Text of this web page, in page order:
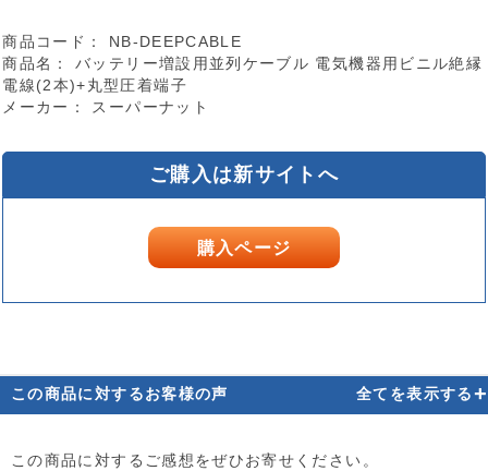
商品コード：
NB-DEEPCABLE
商品名：
バッテリー増設用並列ケーブル 電気機器用ビニル絶縁
電線(2本)+丸型圧着端子
メーカー：
スーパーナット
ご購入は新サイトへ
購入ページ
この商品に対するお客様の声 全てを表示する+
この商品に対するご感想をぜひお寄せください。